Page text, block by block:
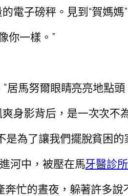
電子磅秤。見到“賀媽媽
你一樣。”
居馬努爾眼睛亮亮地點頭
身影背后，是一次次不
為了讓我們擺脫貧困
河中，被壓在馬牙醫診
忙的晝夜，躲著許多說